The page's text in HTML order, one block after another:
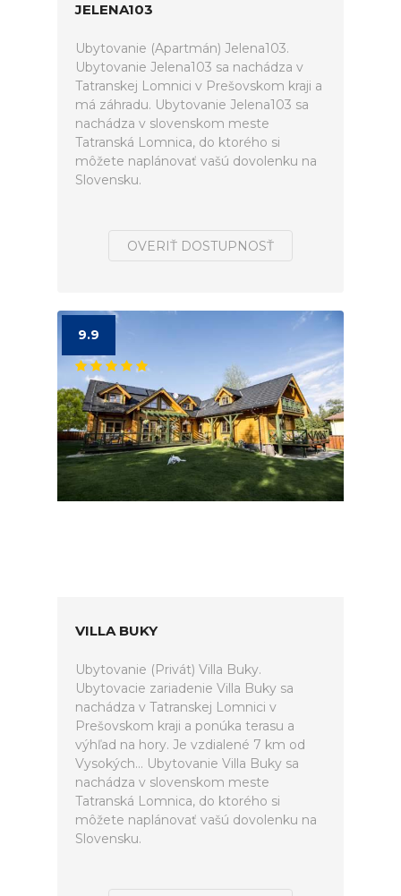
JELENA103
Ubytovanie (Apartmán) Jelena103.
Ubytovanie Jelena103 sa nachádza v
Tatranskej Lomnici v Prešovskom kraji a
má záhradu. Ubytovanie Jelena103 sa
nachádza v slovenskom meste
Tatranská Lomnica, do ktorého si
môžete naplánovať vašú dovolenku na
Slovensku.
OVERIŤ DOSTUPNOSŤ
9.9
VILLA BUKY
Ubytovanie (Privát) Villa Buky.
Ubytovacie zariadenie Villa Buky sa
nachádza v Tatranskej Lomnici v
Prešovskom kraji a ponúka terasu a
výhľad na hory. Je vzdialené 7 km od
Vysokých... Ubytovanie Villa Buky sa
nachádza v slovenskom meste
Tatranská Lomnica, do ktorého si
môžete naplánovať vašú dovolenku na
Slovensku.